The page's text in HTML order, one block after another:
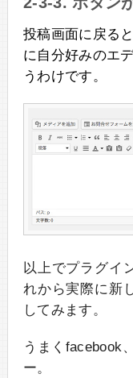
投稿画面に戻る
に自分好みのエ
うわけです。
以上でプラグイ
れから実際に新
してみます。
うまくfacebook
ー。